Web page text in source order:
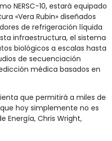
NERSC-10, estará equipado
«Vera Rubin» diseñados
de refrigeración líquida
infraestructura, el sistema
biológicos a escalas hasta
de secuenciación
médica basados en
que permitirá a miles de
hoy simplemente no es
Energía, Chris Wright,